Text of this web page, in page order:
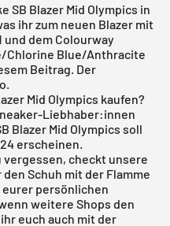
SB Blazer Mid Olympics in
ihr zum neuen Blazer mit
und dem Colourway
Chlorine Blue/Anthracite
Beitrag. Der
Mid Olympics kaufen?
Liebhaber:innen
Blazer Mid Olympics soll
erscheinen.
vergessen, checkt unsere
Schuh mit der Flamme
persönlichen
weitere Shops den
euch auch mit der